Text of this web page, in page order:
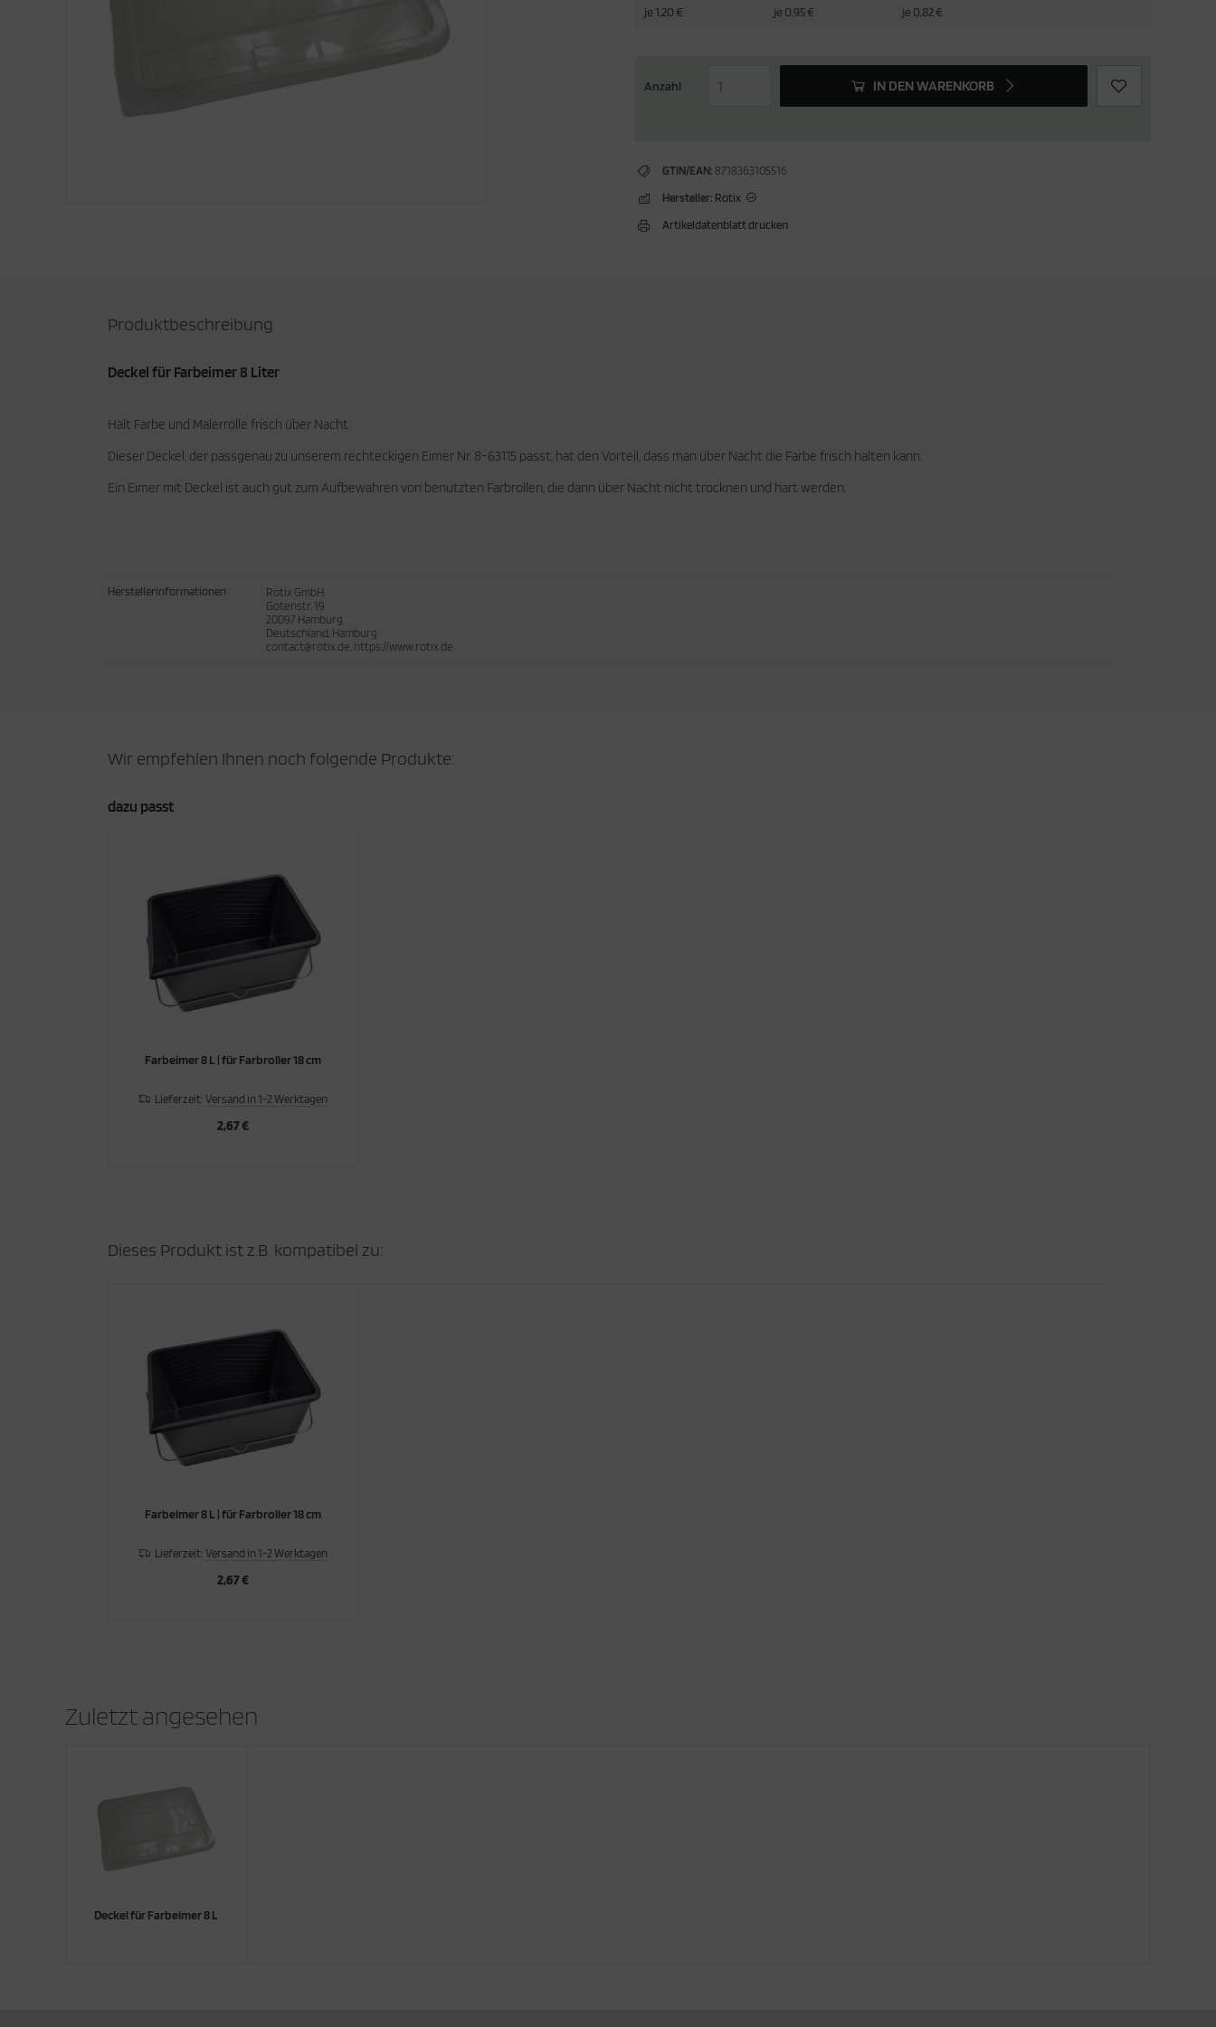
je 1,20 €
je 0,95 €
je 0,82 €
Anzahl IN DEN WARENKORB
GTIN/EAN: 8718363105516
Hersteller: Rotix
Artikeldatenblatt drucken
Produktbeschreibung
Deckel für Farbeimer 8 Liter
Hält Farbe und Malerrolle frisch über Nacht.
Dieser Deckel, der passgenau zu unserem rechteckigen Eimer Nr. 8-63115 passt, hat den Vorteil, dass man über Nacht die Farbe frisch halten kann.
Ein Eimer mit Deckel ist auch gut zum Aufbewahren von benutzten Farbrollen, die dann über Nacht nicht trocknen und hart werden.
Herstellerinformationen
Rotix GmbH
Gotenstr. 19
20097 Hamburg
Deutschland, Hamburg
contact@rotix.de, https://www.rotix.de
Wir empfehlen Ihnen noch folgende Produkte:
dazu passt
Farbeimer 8 L | für Farbroller 18 cm
Lieferzeit:Versand in 1-2 Werktagen
2,67 €
Dieses Produkt ist z.B. kompatibel zu:
Farbeimer 8 L | für Farbroller 18 cm
Lieferzeit:Versand in 1-2 Werktagen
2,67 €
Zuletzt angesehen
Deckel für Farbeimer 8 L